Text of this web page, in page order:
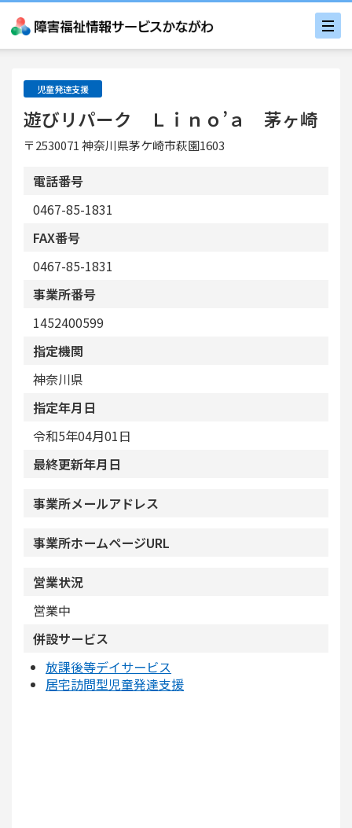
児童発達支援
遊びリパーク Ｌｉｎｏ’ａ 茅ヶ崎
〒2530071 神奈川県茅ケ崎市萩園1603
電話番号
0467-85-1831
FAX番号
0467-85-1831
事業所番号
1452400599
指定機関
神奈川県
指定年月日
令和5年04月01日
最終更新年月日
事業所メールアドレス
事業所ホームページURL
営業状況
営業中
併設サービス
放課後等デイサービス
居宅訪問型児童発達支援